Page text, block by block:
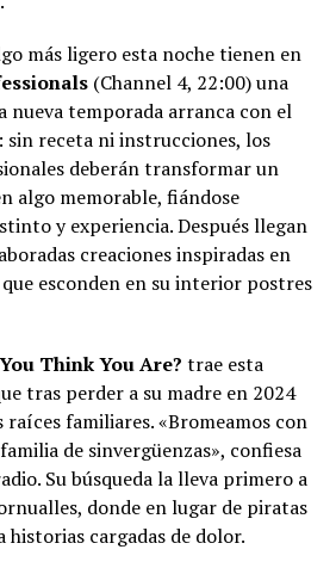
más ligero esta noche tienen en
(Channel 4, 22:00) una
nueva temporada arranca con el
receta ni instrucciones, los
deberán transformar un
algo memorable, fiándose
y experiencia. Después llegan
creaciones inspiradas en
esconden en su interior postres
Think You Are? trae esta
tras perder a su madre en 2024
raíces familiares. «Bromeamos con
de sinvergüenzas», confiesa
Su búsqueda la lleva primero a
donde en lugar de piratas
cargadas de dolor.